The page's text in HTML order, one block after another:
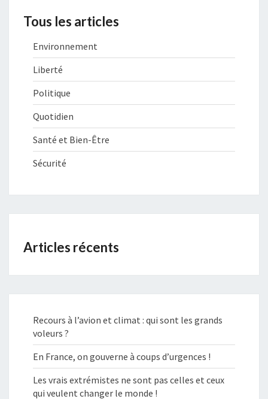
Tous les articles
Environnement
Liberté
Politique
Quotidien
Santé et Bien-Être
Sécurité
Articles récents
Recours à l’avion et climat : qui sont les grands
voleurs ?
En France, on gouverne à coups d’urgences !
Les vrais extrémistes ne sont pas celles et ceux
qui veulent changer le monde !